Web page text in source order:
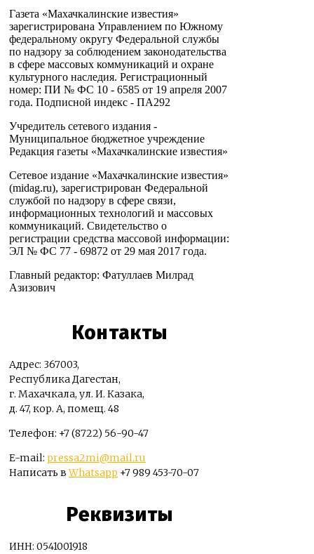
Газета «Махачкалинские известия»
зарегистрирована Управлением по Южному
федеральному округу Федеральной службы
по надзору за соблюдением законодательства
в сфере массовых коммуникаций и охране
культурного наследия. Регистрационный
номер: ПИ № ФС 10 - 6585 от 19 апреля 2007
года. Подписной индекс - ПА292
Учредитель сетевого издания -
Муниципальное бюджетное учреждение
Редакция газеты «Махачкалинские известия»
Сетевое издание «Махачкалинские известия»
(midag.ru), зарегистрирован Федеральной
службой по надзору в сфере связи,
информационных технологий и массовых
коммуникаций. Свидетельство о
регистрации средства массовой информации:
ЭЛ № ФС 77 - 69872 от 29 мая 2017 года.
Главный редактор: Фатуллаев Милрад
Азизович
Контакты
Адрес: 367003,
Республика Дагестан,
г. Махачкала, ул. И. Казака,
д. 47, кор. А, помещ. 48
Телефон: +7 (8722) 56-90-47
E-mail: pressa2mi@mail.ru
Написать вWhatsapp +7 989 453-70-07
Реквизиты
ИНН: 0541001918